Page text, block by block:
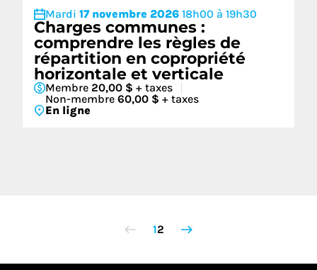
Mardi 17 novembre 2026 18h00 à 19h30
Charges communes :
comprendre les règles de
répartition en copropriété
horizontale et verticale
Membre 20,00 $ + taxes
Non-membre 60,00 $ + taxes
En ligne
12